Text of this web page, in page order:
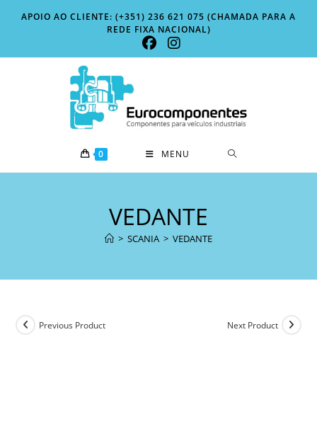
APOIO AO CLIENTE: (+351) 236 621 075 (CHAMADA PARA A
REDE FIXA NACIONAL)
0 MENU
VEDANTE
> SCANIA > VEDANTE
Previous Product Next Product